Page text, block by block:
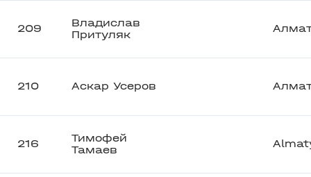
209
Владислав
Притуляк
210 Аскар Усеров
216
Тимофей
Тамаев